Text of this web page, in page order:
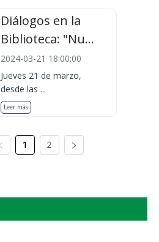
Diálogos en la
Biblioteca: "Nu...
2024-03-21 18:00:00
Jueves 21 de marzo,
desde las ...
Leer más
1 2